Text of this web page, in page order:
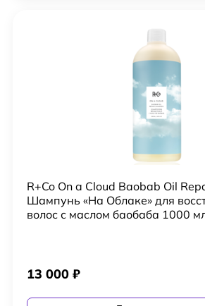
R+Co On a Cloud Baobab Oil
Шампунь «На Облаке» для
волос с маслом баобаба 1000
13 000 ₽